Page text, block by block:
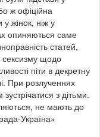
ж офіційна
у жінок, ніж у
опиняються саме
статей,
сексизму щодо
піти в декретну
При розлученнях
з дітьми.
не мають до
Україна»